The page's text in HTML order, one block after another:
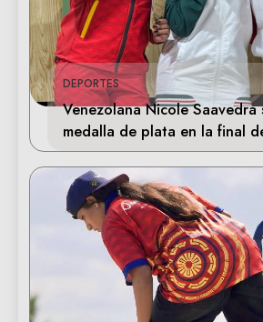
DEPORTES
Venezolana Nicole Saavedra
medalla de plata en la final
Deportivo